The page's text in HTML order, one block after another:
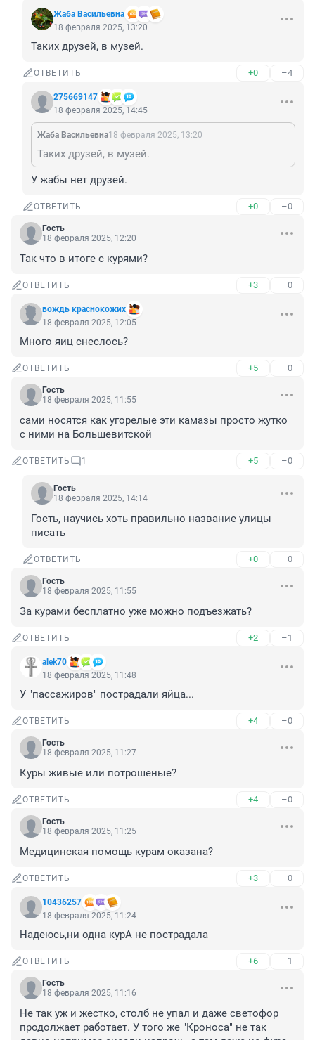
Жаба Васильевна
18 февраля 2025, 13:20
Таких друзей, в музей.
ОТВЕТИТЬ +0 –4
275669147
18 февраля 2025, 14:45
Жаба Васильевна18 февраля 2025, 13:20
Таких друзей, в музей.
У жабы нет друзей.
ОТВЕТИТЬ +0 –0
Гость
18 февраля 2025, 12:20
Так что в итоге с курями?
ОТВЕТИТЬ +3 –0
вождь краснокожих
18 февраля 2025, 12:05
Много яиц снеслось?
ОТВЕТИТЬ +5 –0
Гость
18 февраля 2025, 11:55
сами носятся как угорелые эти камазы просто жутко
с ними на Большевитской
ОТВЕТИТЬ 1 +5 –0
Гость
18 февраля 2025, 14:14
Гость, научись хоть правильно название улицы
писать
ОТВЕТИТЬ +0 –0
Гость
18 февраля 2025, 11:55
За курами бесплатно уже можно подъезжать?
ОТВЕТИТЬ +2 –1
alek70
18 февраля 2025, 11:48
У "пассажиров" пострадали яйца...
ОТВЕТИТЬ +4 –0
Гость
18 февраля 2025, 11:27
Куры живые или потрошеные?
ОТВЕТИТЬ +4 –0
Гость
18 февраля 2025, 11:25
Медицинская помощь курам оказана?
ОТВЕТИТЬ +3 –0
10436257
18 февраля 2025, 11:24
Надеюсь,ни одна курА не пострадала
ОТВЕТИТЬ +6 –1
Гость
18 февраля 2025, 11:16
Не так уж и жестко, столб не упал и даже светофор
продолжает работает. У того же "Кроноса" не так